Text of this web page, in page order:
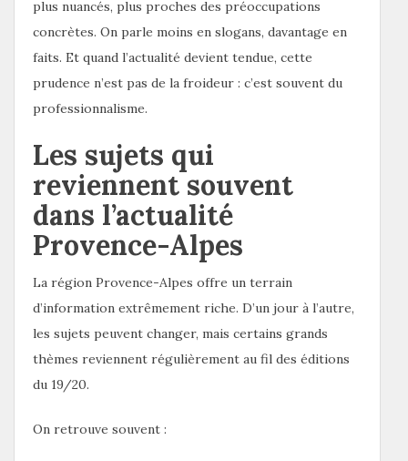
plus nuancés, plus proches des préoccupations
concrètes. On parle moins en slogans, davantage en
faits. Et quand l’actualité devient tendue, cette
prudence n’est pas de la froideur : c’est souvent du
professionnalisme.
Les sujets qui
reviennent souvent
dans l’actualité
Provence-Alpes
La région Provence-Alpes offre un terrain
d’information extrêmement riche. D’un jour à l’autre,
les sujets peuvent changer, mais certains grands
thèmes reviennent régulièrement au fil des éditions
du 19/20.
On retrouve souvent :